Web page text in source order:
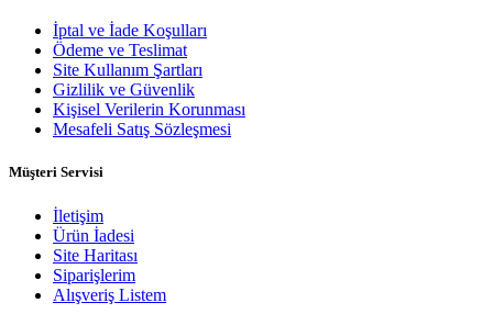
İptal ve İade Koşulları
Ödeme ve Teslimat
Site Kullanım Şartları
Gizlilik ve Güvenlik
Kişisel Verilerin Korunması
Mesafeli Satış Sözleşmesi
Müşteri Servisi
İletişim
Ürün İadesi
Site Haritası
Siparişlerim
Alışveriş Listem